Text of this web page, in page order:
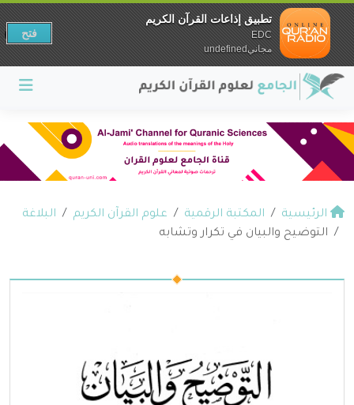
الرئيسية المكتبة الرقمية علوم القرآن الكريم
البلاغة
التوضيح والبيان في تكرار وتشابه
تطبيق إذاعات القرآن الكريم
EDC
مجانيundefined
فتح